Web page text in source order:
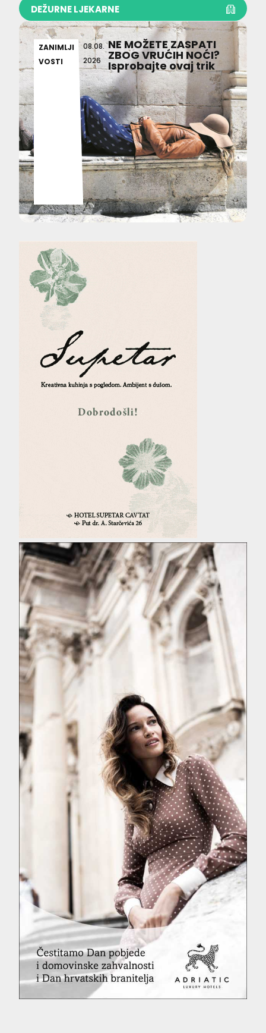
DEŽURNE LJEKARNE
ZANIMLJI
VOSTI
08.08.
2026
NE MOŽETE ZASPATI
ZBOG VRUĆIH NOĆI?
Isprobajte ovaj trik